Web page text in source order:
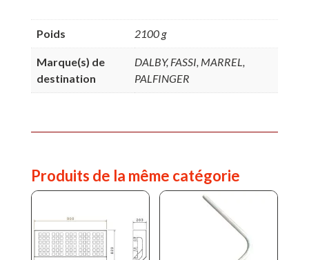
signalisation
Poids 2100 g
Marque(s) de
destination
DALBY, FASSI, MARREL,
PALFINGER
Produits de la même catégorie